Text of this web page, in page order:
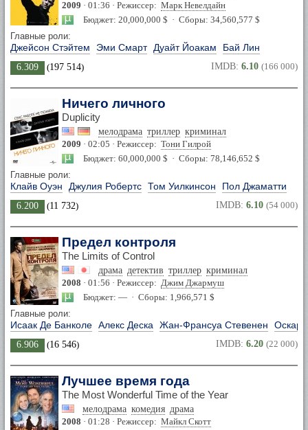
2009 · 01:36 · Режиссер: Марк Невелдайн
Бюджет: 20,000,000 $ · Сборы: 34,560,577 $
Главные роли:
Джейсон Стэйтем Эми Смарт Дуайт Йоакам Бай Лин
6.309 (197 514) IMDB: 6.10 (166 000)
Ничего личного
Duplicity
мелодрама триллер криминал
2009 · 02:05 · Режиссер: Тони Гилрой
Бюджет: 60,000,000 $ · Сборы: 78,146,652 $
Главные роли:
Клайв Оуэн Джулия Робертс Том Уилкинсон Пол Джаматти
6.200 (11 732) IMDB: 6.10 (54 000)
Предел контроля
The Limits of Control
драма детектив триллер криминал
2008 · 01:56 · Режиссер: Джим Джармуш
Бюджет: — · Сборы: 1,966,571 $
Главные роли:
Исаак Де Банколе Алекс Деска Жан-Франсуа Стевенен Оскар
6.906 (16 546) IMDB: 6.20 (22 000)
Лучшее время года
The Most Wonderful Time of the Year
мелодрама комедия драма
2008 · 01:28 · Режиссер: Майкл Скотт